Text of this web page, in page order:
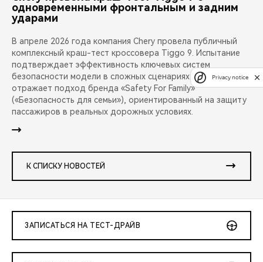
одновременными фронтальным и задним
ударами
В апреле 2026 года компания Chery провела публичный
комплексный краш-тест кроссовера Tiggo 9. Испытание
подтверждает эффективность ключевых систем
безопасности модели в сложных сценариях аварий и
отражает подход бренда «Safety For Family»
(«Безопасность для семьи»), ориентированный на защиту
пассажиров в реальных дорожных условиях.
К СПИСКУ НОВОСТЕЙ
ЗАПИСАТЬСЯ НА ТЕСТ-ДРАЙВ
Privacy notice